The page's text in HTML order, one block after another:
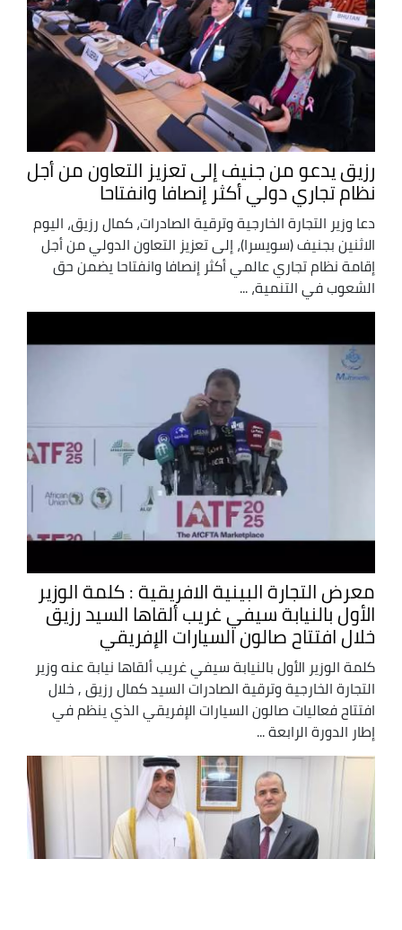
رزيق يدعو من جنيف إلى تعزيز التعاون من أجل
نظام تجاري دولي أكثر إنصافا وانفتاحا
دعا وزير التجارة الخارجية وترقية الصادرات، كمال رزيق، اليوم
الاثنين بجنيف (سويسرا)، إلى تعزيز التعاون الدولي من أجل
إقامة نظام تجاري عالمي أكثر إنصافا وانفتاحا يضمن حق
الشعوب في التنمية، ...
معرض التجارة البينية الافريقية : كلمة الوزير
الأول بالنيابة سيفي غريب ألقاها السيد رزيق
خلال افتتاح صالون السيارات الإفريقي
كلمة الوزير الأول بالنيابة سيفي غريب ألقاها نيابة عنه وزير
التجارة الخارجية وترقية الصادرات السيد كمال رزيق , خلال
افتتاح فعاليات صالون السيارات الإفريقي الذي ينظم في
إطار الدورة الرابعة ...